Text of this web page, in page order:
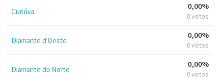
Curiúva
0,00%
0 votos
Diamante d'Oeste
0,00%
0 votos
Diamante do Norte
0,00%
0 votos